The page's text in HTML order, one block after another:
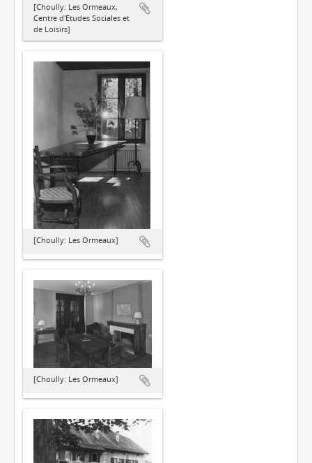
[Choully: Les Ormeaux,
Centre d'Etudes Sociales et
de Loisirs]
[Choully: Les Ormeaux]
[Choully: Les Ormeaux]